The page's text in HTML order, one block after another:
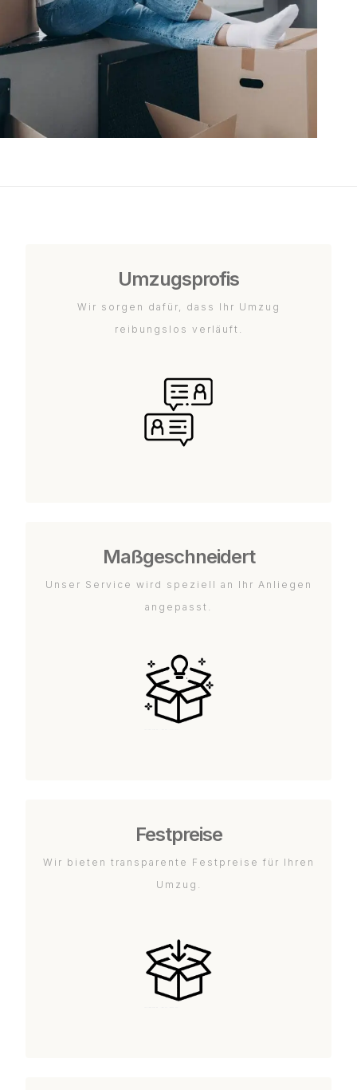
Umzugsprofis
Wir sorgen dafür, dass Ihr Umzug
reibungslos verläuft.
Maßgeschneidert
Unser Service wird speziell an Ihr Anliegen
angepasst.
Festpreise
Wir bieten transparente Festpreise für Ihren
Umzug.